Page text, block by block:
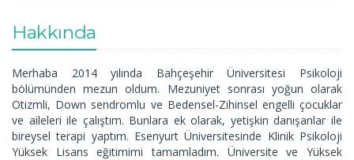
Hakkında
Merhaba 2014 yılında Bahçeşehir Üniversitesi Psikoloji
bölümünden mezun oldum. Mezuniyet sonrası yoğun olarak
Otizmli, Down sendromlu ve Bedensel-Zihinsel engelli çocuklar
ve aileleri ile çalıştım. Bunlara ek olarak, yetişkin danışanlar ile
bireysel terapi yaptım. Esenyurt Üniversitesinde Klinik Psikoloji
Yüksek Lisans eğitimimi tamamladım. Üniversite ve Yüksek